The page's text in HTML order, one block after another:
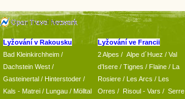
Lyžování v Rakousku
Bad Kleinkirchheim /
Dachstein West /
Gasteinertal / Hinterstoder /
Kals - Matrei / Lungau / Mölltal
Lyžování ve Francii
2 Alpes / Alpe d´Huez / Val
d’Isere / Tignes / Flaine / La
Rosiere / Les Arcs / Les
Orres / Risoul - Vars / Serre